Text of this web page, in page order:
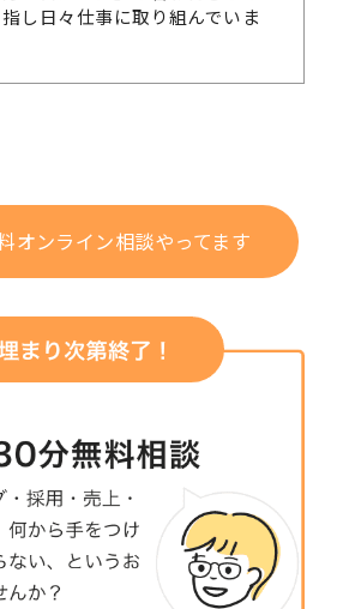
し日々仕事に取り組んでいま
オンライン相談やってます